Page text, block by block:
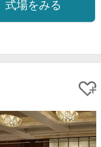
式場をみる